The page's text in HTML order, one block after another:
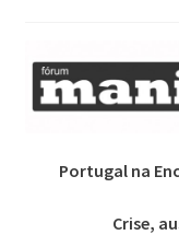
Portugal na
Crise,